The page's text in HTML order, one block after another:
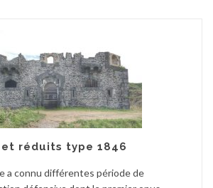
et réduits type 1846
a connu différentes période de